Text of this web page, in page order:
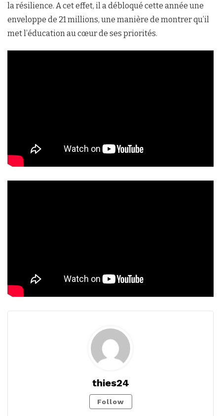
la résilience. A cet effet, il a débloqué cette année une
enveloppe de 21 millions, une manière de montrer qu’il
met l’éducation au cœur de ses priorités.
thies24
Follow